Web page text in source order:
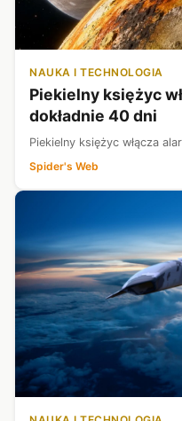
NAUKA I TECHNOLOGIA
Piekielny księżyc
dokładnie 40 dni
Piekielny księżyc włącza
Spider's Web